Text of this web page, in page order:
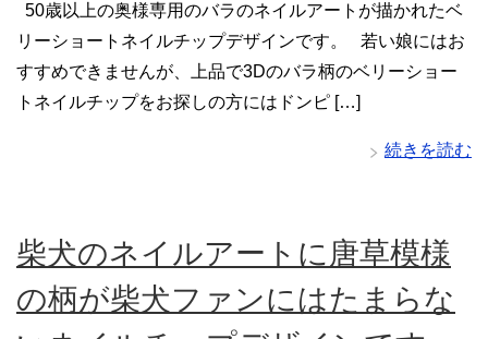
50歳以上の奥様専用のバラのネイルアートが描かれたベ
リーショートネイルチップデザインです。 若い娘にはお
すすめできませんが、上品で3Dのバラ柄のベリーショー
トネイルチップをお探しの方にはドンピ […]
続きを読む
柴犬のネイルアートに唐草模様
の柄が柴犬ファンにはたまらな